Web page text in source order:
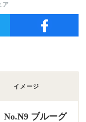
ア
イメージ
ブルーグ